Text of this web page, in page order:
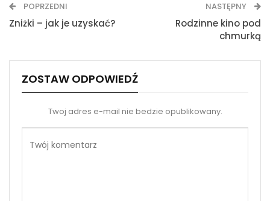
Drukuj
POPRZEDNI
Zniżki – jak je uzyskać?
NASTĘPNY
Rodzinne kino pod
chmurką
ZOSTAW ODPOWIEDŹ
Twoj adres e-mail nie bedzie opublikowany.